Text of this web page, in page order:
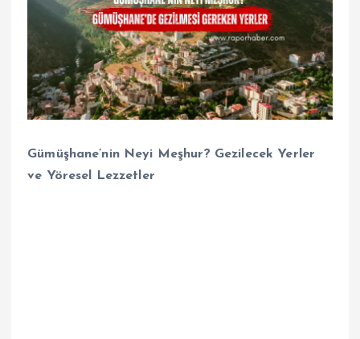
Gümüşhane’nin Neyi Meşhur? Gezilecek Yerler
ve Yöresel Lezzetler